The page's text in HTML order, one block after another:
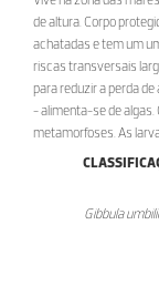
de altura. Corpo
achatadas e tem um
riscas transversais
para reduzir a perda
- alimenta-se de algas.
metamorfoses. As
Gibbula